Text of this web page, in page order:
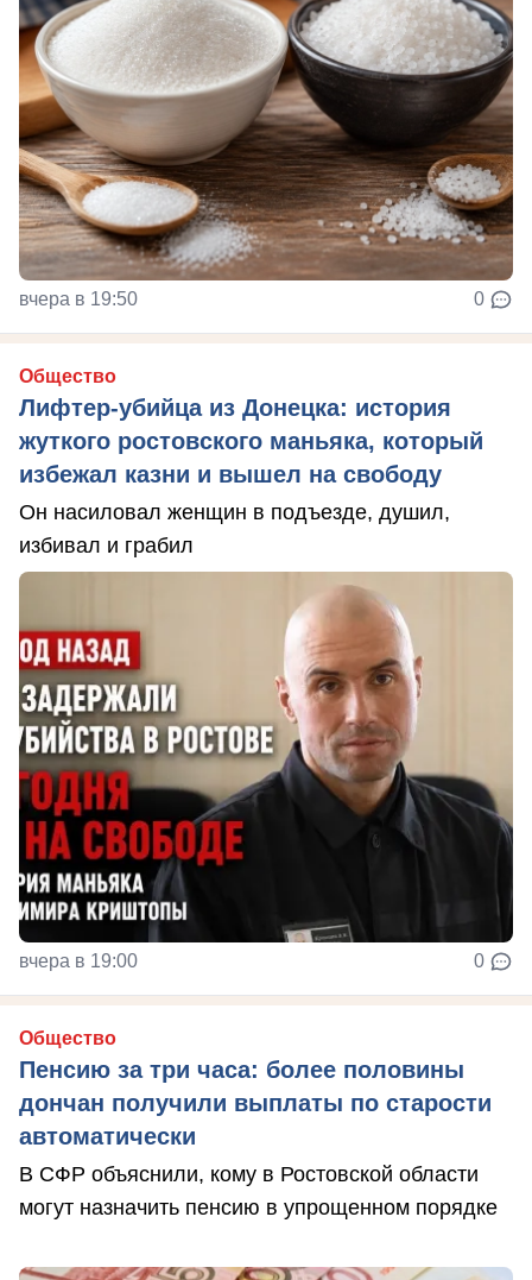
вчера в 19:50 0
Общество
Лифтер-убийца из Донецка: история
жуткого ростовского маньяка, который
избежал казни и вышел на свободу
Он насиловал женщин в подъезде, душил,
избивал и грабил
вчера в 19:00 0
Общество
Пенсию за три часа: более половины
дончан получили выплаты по старости
автоматически
В СФР объяснили, кому в Ростовской области
могут назначить пенсию в упрощенном порядке